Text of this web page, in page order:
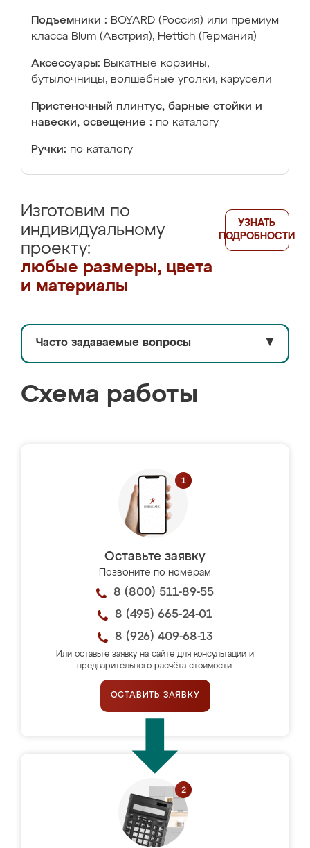
Подъемники : BOYARD (Россия) или премиум
класса Blum (Австрия), Hettich (Германия)
Аксессуары: Выкатные корзины,
бутылочницы, волшебные уголки, карусели
Пристеночный плинтус, барные стойки и
навески, освещение : по каталогу
Ручки: по каталогу
Изготовим по
индивидуальному
проекту:
любые размеры, цвета
и материалы
УЗНАТЬ
ПОДРОБНОСТИ
Часто задаваемые вопросы ▼
Схема работы
Оставьте заявку
Позвоните по номерам
8 (800) 511-89-55
8 (495) 665-24-01
8 (926) 409-68-13
Или оставьте заявку на сайте для консультации и
предварительного расчёта стоимости.
ОСТАВИТЬ ЗАЯВКУ